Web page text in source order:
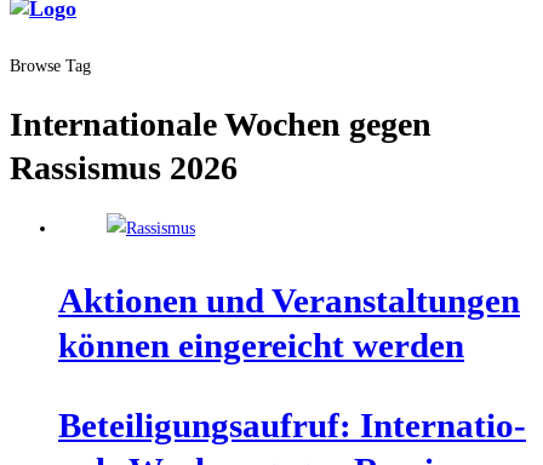
Browse Tag
Internationale Wochen gegen
Rassismus 2026
Aktio­nen und Ver­an­stal­tun­gen
kön­nen ein­ge­reicht werden
Betei­li­gungs­auf­ruf: Inter­na­tio­